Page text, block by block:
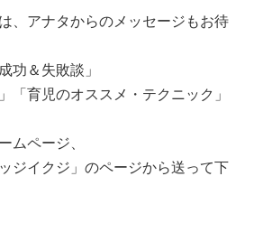
、アナタからのメッセージもお待
功＆失敗談」
「育児のオススメ・テクニック」
ムページ、
ジイクジ」のページから送って下